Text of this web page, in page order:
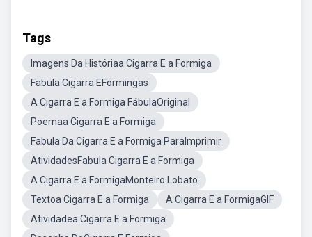
Tags
Imagens Da Históriaa Cigarra E a Formiga
Fabula Cigarra EFormingas
A Cigarra E a Formiga FábulaOriginal
Poemaa Cigarra E a Formiga
Fabula Da Cigarra E a Formiga ParaImprimir
AtividadesFabula Cigarra E a Formiga
A Cigarra E a FormigaMonteiro Lobato
Textoa Cigarra E a Formiga
A Cigarra E a FormigaGIF
Atividadea Cigarra E a Formiga